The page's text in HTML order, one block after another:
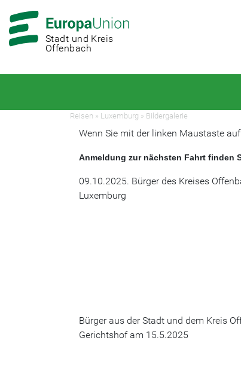
Hauptnavigation
Hauptbereich
Stadt und Kreis
Offenbach
Reisen » Luxemburg » Bildergalerie
Wenn Sie mit der linken Maustaste
Anmeldung zur nächsten Fahrt finden
09.10.2025. Bürger des Kreises
Luxemburg
Bürger aus der Stadt und dem Kreis
Gerichtshof am 15.5.2025